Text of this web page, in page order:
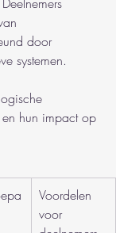
door
systemen.
en hun impact op
Voordelen
voor